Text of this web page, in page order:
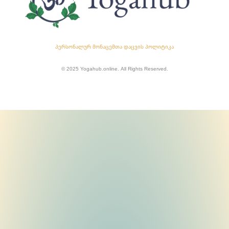
პერსონალურ მონაცემთა დაცვის პოლიტიკა
© 2025 Yogahub.online. All Rights Reserved.